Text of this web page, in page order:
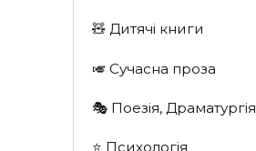
🧸 Дитячі книги
🎺 Сучасна проза
🎭 Поезія, Драматургія
⭐️ Психологія